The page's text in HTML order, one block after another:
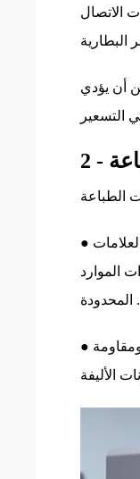
اعتمادا على خيارات الاتصال
أن يؤدي
● الطباعة الحرارية المباشرة : هذه التكنولوجيا لا تحتاج إلى الشريط ، ومناسبة جدا لنقل العلامات مثل العلامات
الموارد
المحدودة .
● نقل الحرارة : هذا الأسلوب يستخدم الشريط لنقل الحبر على التسمية ، وتوفير المزيد من المتانة ، ومقاومة